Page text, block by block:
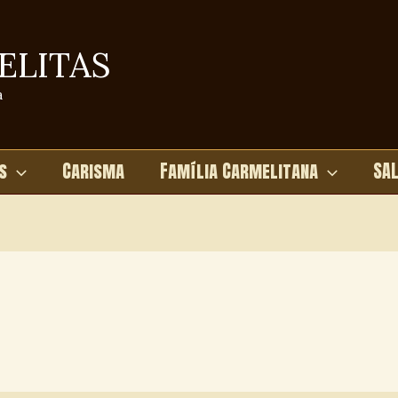
Carisma Família Carmelitana